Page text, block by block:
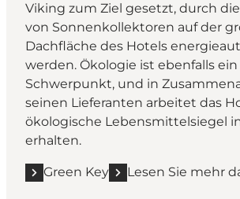
Viking zum Ziel gesetzt, durch
von Sonnenkollektoren auf der
Dachfläche des Hotels
werden. Ökologie ist ebenfalls ein
Schwerpunkt, und in
seinen Lieferanten arbeitet das
ökologische Lebensmittelsiegel
erhalten.
Green Key Lesen Sie mehr